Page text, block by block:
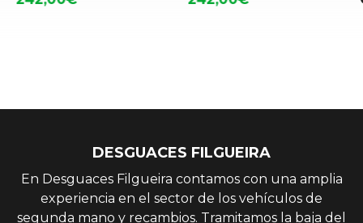
DESGUACES FILGUEIRA
En Desguaces Filgueira contamos con una amplia
experiencia en el sector de los vehículos de
segunda mano y recambios. Tramitamos la baja del